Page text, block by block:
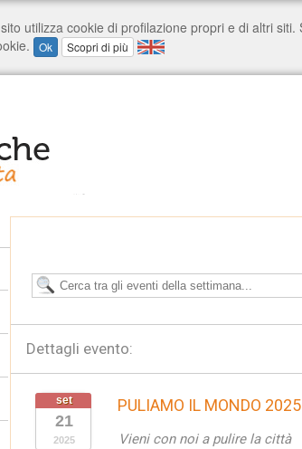
Dettagli evento:
set
21
2025
PULIAMO IL MONDO 2025
Vieni con noi a pulire la città